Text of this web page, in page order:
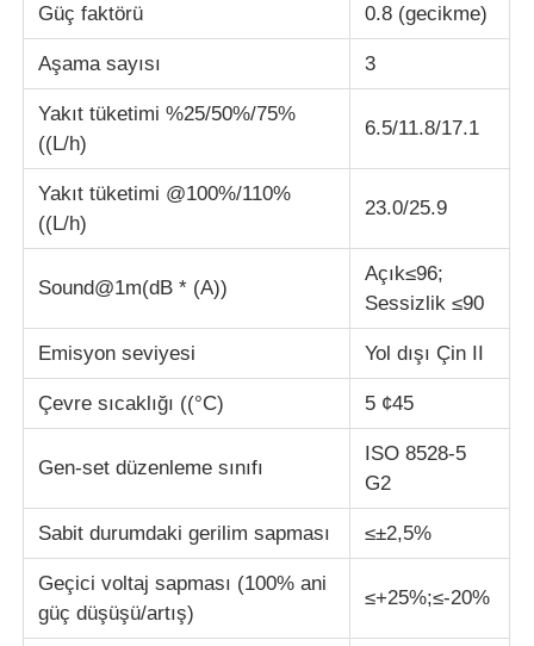
Güç faktörü 0.8 (gecikme)
Aşama sayısı 3
Yakıt tüketimi %25/50%/75%
((L/h)
6.5/11.8/17.1
Yakıt tüketimi @100%/110%
((L/h)
23.0/25.9
Sound@1m(dB * (A))
Açık≤96;
Sessizlik ≤90
Emisyon seviyesi Yol dışı Çin II
Çevre sıcaklığı ((°C) 5 ¢45
Gen-set düzenleme sınıfı
ISO 8528-5
G2
Sabit durumdaki gerilim sapması ≤±2,5%
Geçici voltaj sapması (100% ani
güç düşüşü/artış)
≤+25%;≤-20%